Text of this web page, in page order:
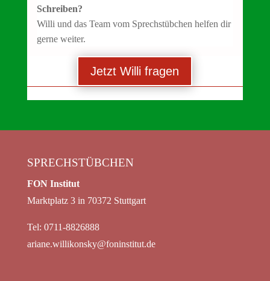
Schreiben?
Willi und das Team vom Sprechstübchen helfen dir
gerne weiter.
Jetzt Willi fragen
SPRECHSTÜBCHEN
FON Institut
Marktplatz 3 in 70372 Stuttgart
Tel: 0711-8826888
ariane.willikonsky@foninstitut.de